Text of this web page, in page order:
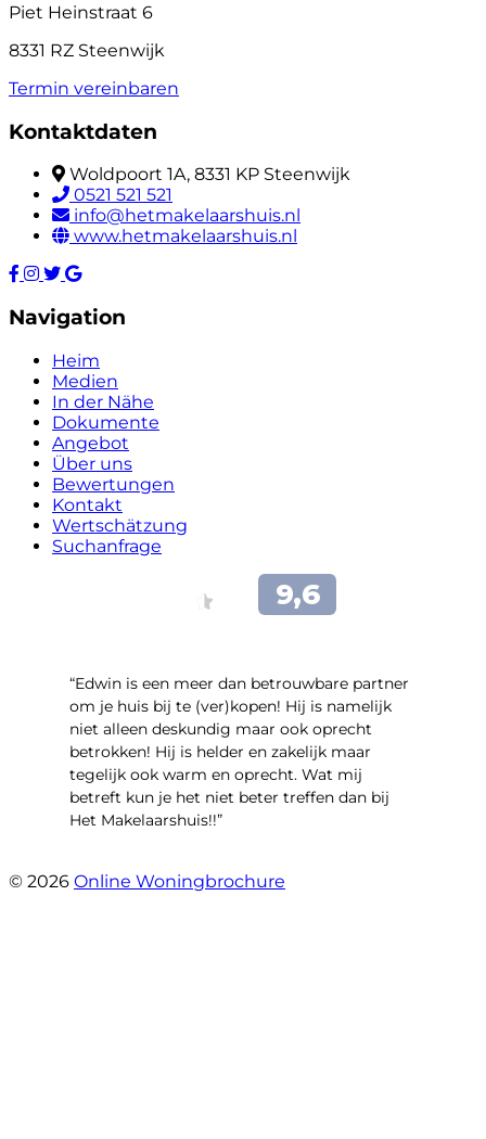
Piet Heinstraat 6
8331 RZ Steenwijk
Termin vereinbaren
Kontaktdaten
Woldpoort 1A, 8331 KP Steenwijk
0521 521 521
info@hetmakelaarshuis.nl
www.hetmakelaarshuis.nl
Navigation
Heim
Medien
In der Nähe
Dokumente
Angebot
Über uns
Bewertungen
Kontakt
Wertschätzung
Suchanfrage
“Edwin is een meer dan betrouwbare partner
om je huis bij te (ver)kopen! Hij is namelijk
niet alleen deskundig maar ook oprecht
betrokken! Hij is helder en zakelijk maar
tegelijk ook warm en oprecht. Wat mij
betreft kun je het niet beter treffen dan bij
Het Makelaarshuis!!”
© 2026 Online Woningbrochure